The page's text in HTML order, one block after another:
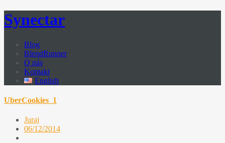
Synectar
Blog
BlendRunner
O nás
Kontakt
English
UberCookies_1
Juraj
06/12/2014